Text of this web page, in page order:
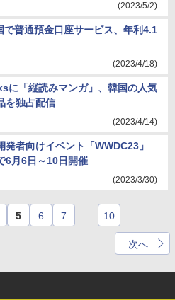
(2023/5/2)
普通預金口座サービス、年利4.1
(2023/4/18)
に「縦読みマンガ」、韓国の人気
を独占配信
(2023/4/14)
発者向けイベント「WWDC23」
6月6日～10日開催
(2023/3/30)
5 6 7 10
次へ